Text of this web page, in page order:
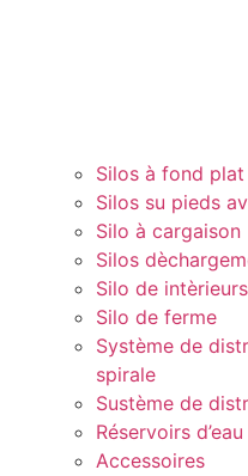
Silos à fond
Silos su pieds
Silo à cargaison
Silos
Silo de intèrieurs
Silo de ferme
Système de
spirale
Sustème de
Réservoirs d’eau
Accessoires